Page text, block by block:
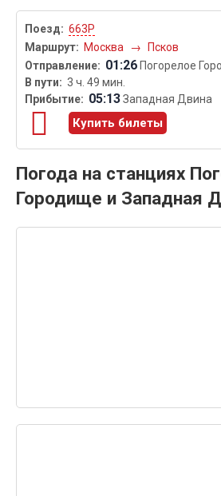
663Р
Москва
→ Псков
01:26 Погорелое
3 ч. 49 мин.
05:13Западная Двина
Купить билеты
Погода на станциях
Городище и Западная